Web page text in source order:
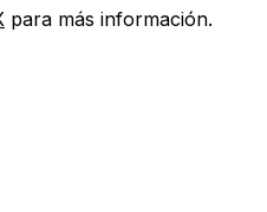
para más información.